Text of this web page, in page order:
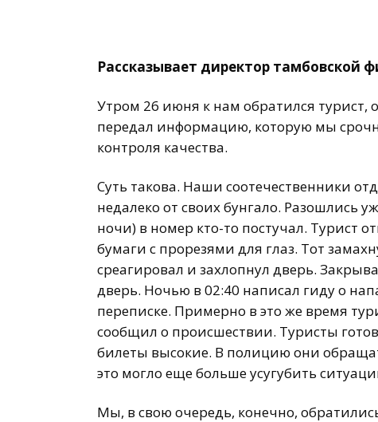
Рассказывает директор тамбовской
Утром 26 июня к нам обратился
передал информацию, которую мы
контроля качества.
Суть такова. Наши соотечественники
недалеко от своих бунгало. Разошлись
ночи) в номер кто-то постучал. Турист
бумаги с прорезями для глаз. Тот
среагировал и захлопнул дверь.
дверь. Ночью в 02:40 написал гиду о
переписке. Примерно в это же время
сообщил о происшествии. Туристы
билеты высокие. В полицию они
это могло еще больше усугубить
Мы, в свою очередь, конечно,